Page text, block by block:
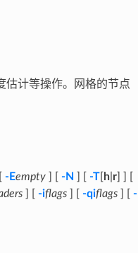
估计等操作。网格的节点
-Eempty] [ -N -T[ h| r] ] [
] [ -iflags] [ -qiflags] [ -